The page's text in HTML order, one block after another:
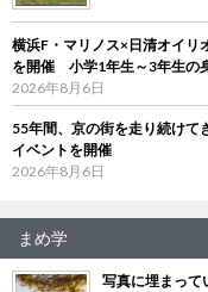
横浜F・マリノス×日清オイリ
を開催 小学1年生～3年生の
2026年8月6日
55年間、京の街を走り続け
イベントを開催
2026年8月6日
まめ学
写真に埋まっ